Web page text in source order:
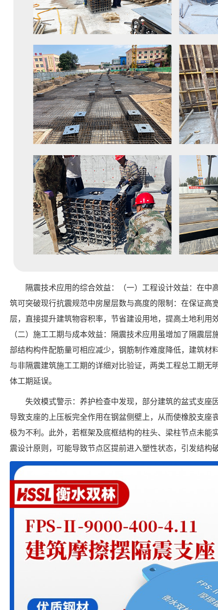
隔震技术应用的综合效益：（一）工程设计效益：在中
筑可突破现行抗震规范中房屋层数与高度的限制：在保证高
层，直接提升建筑物容积率，节省建设用地，提高土地利用
（二）施工工期与成本效益：隔震技术应用虽增加了隔震层
部结构构件配筋量可相应减少，钢筋制作难度降低，建筑材
与非隔震建筑施工工期的详细对比验证，两类工程总工期无
体工期延误。
失效模式警示：养护检查中发现，部分建筑的盆式支座
导致支座的上压板完全作用在钢盆侧壁上，从而使橡胶支座
极为不利。此外，若框架及底框结构的柱头、梁柱节点未能
震设计原则，可能导致节点区提前进入塑性状态，引发结构